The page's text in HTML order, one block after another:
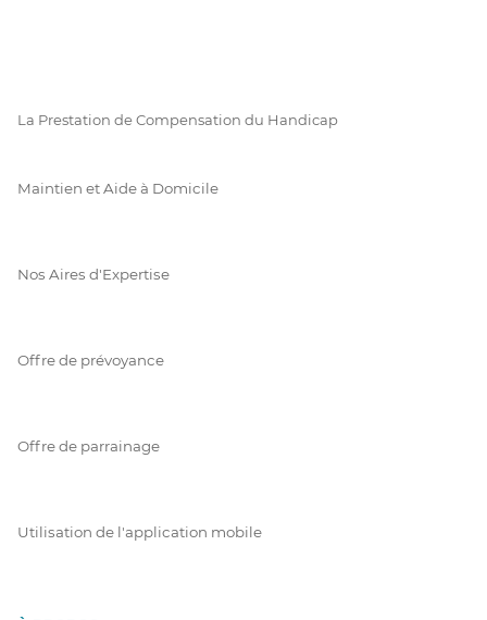
La Prestation de Compensation du Handicap
Maintien et Aide à Domicile
Nos Aires d'Expertise
Offre de prévoyance
Offre de parrainage
Utilisation de l'application mobile